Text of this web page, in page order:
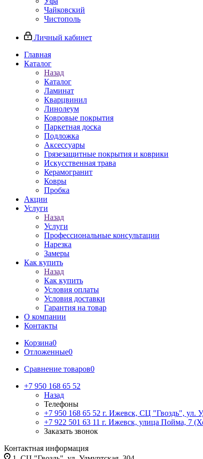
Чайковский
Чистополь
Личный кабинет
Главная
Каталог
Назад
Каталог
Ламинат
Кварцвинил
Линолеум
Ковровые покрытия
Паркетная доска
Подложка
Аксессуары
Грязезащитные покрытия и коврики
Искусственная трава
Керамогранит
Ковры
Пробка
Акции
Услуги
Назад
Услуги
Профессиональные консультации
Нарезка
Замеры
Как купить
Назад
Как купить
Условия оплаты
Условия доставки
Гарантия на товар
О компании
Контакты
Корзина0
Отложенные0
Сравнение товаров0
+7 950 168 65 52
Назад
Телефоны
+7 950 168 65 52 г. Ижевск, СЦ "Гвоздь", ул.
+7 922 501 63 11 г. Ижевск, улица Пойма, 7
Заказать звонок
Контактная информация